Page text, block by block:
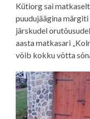
Kütiorg sai
puudujäägina
järskudel
aasta matkasari
võib kokku võtta